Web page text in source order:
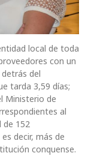
local de toda
con un
del
tarda 3,59 días;
Ministerio de
al
de 152
decir, más de
conquense.